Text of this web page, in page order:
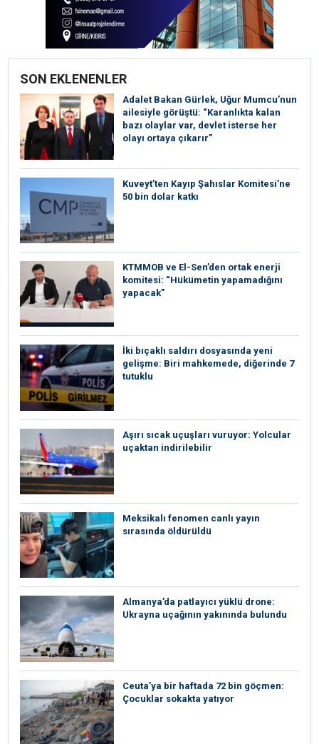
SON EKLENENLER
Adalet Bakan Gürlek, Uğur Mumcu’nun
ailesiyle görüştü: “Karanlıkta kalan
bazı olaylar var, devlet isterse her
olayı ortaya çıkarır”
Kuveyt’ten Kayıp Şahıslar Komitesi’ne
50 bin dolar katkı
KTMMOB ve El-Sen’den ortak enerji
komitesi: “Hükümetin yapamadığını
yapacak”
İki bıçaklı saldırı dosyasında yeni
gelişme: Biri mahkemede, diğerinde 7
tutuklu
Aşırı sıcak uçuşları vuruyor: Yolcular
uçaktan indirilebilir
Meksikalı fenomen canlı yayın
sırasında öldürüldü
Almanya’da patlayıcı yüklü drone:
Ukrayna uçağının yakınında bulundu
Ceuta’ya bir haftada 72 bin göçmen:
Çocuklar sokakta yatıyor